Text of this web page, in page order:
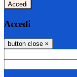
Accedi
Accedi
button close ×